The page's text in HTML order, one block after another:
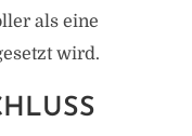
als eine
wird.